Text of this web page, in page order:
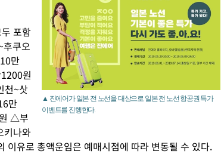
▲ 진에어가 일본 전 노선을 대상으로 일본 전 노선 항공권 특가
이벤트를 진행한다.
포함
쿠오
만
원
천~삿
만
△부
키나와
이유로 총액운임은 예매시점에 따라 변동될 수 있다.